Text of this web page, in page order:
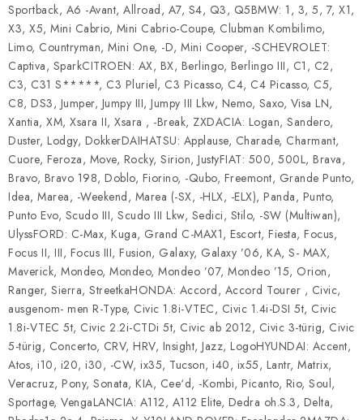
Sportback, A6 -Avant, Allroad, A7, S4, Q3, Q5BMW: 1, 3, 5, 7, X1,
X3, X5, Mini Cabrio, Mini Cabrio-Coupe, Clubman Kombilimo,
Limo, Countryman, Mini One, -D, Mini Cooper, -SCHEVROLET:
Captiva, SparkCITROEN: AX, BX, Berlingo, Berlingo III, C1, C2,
C3, C31 S*****, C3 Pluriel, C3 Picasso, C4, C4 Picasso, C5,
C8, DS3, Jumper, Jumpy III, Jumpy III Lkw, Nemo, Saxo, Visa LN,
Xantia, XM, Xsara II, Xsara , -Break, ZXDACIA: Logan, Sandero,
Duster, Lodgy, DokkerDAIHATSU: Applause, Charade, Charmant,
Cuore, Feroza, Move, Rocky, Sirion, JustyFIAT: 500, 500L, Brava,
Bravo, Bravo 198, Doblo, Fiorino, -Qubo, Freemont, Grande Punto,
Idea, Marea, -Weekend, Marea (-SX, -HLX, -ELX), Panda, Punto,
Punto Evo, Scudo III, Scudo III Lkw, Sedici, Stilo, -SW (Multiwan),
UlyssFORD: C-Max, Kuga, Grand C-MAX1, Escort, Fiesta, Focus,
Focus II, III, Focus III, Fusion, Galaxy, Galaxy ’06, KA, S- MAX,
Maverick, Mondeo, Mondeo, Mondeo ’07, Mondeo ’15, Orion,
Ranger, Sierra, StreetkaHONDA: Accord, Accord Tourer , Civic,
ausgenom- men R-Type, Civic 1.8i-VTEC, Civic 1.4i-DSI 5t, Civic
1.8i-VTEC 5t, Civic 2.2i-CTDi 5t, Civic ab 2012, Civic 3-türig, Civic
5-türig, Concerto, CRV, HRV, Insight, Jazz, LogoHYUNDAI: Accent,
Atos, i10, i20, i30, -CW, ix35, Tucson, i40, ix55, Lantr, Matrix,
Veracruz, Pony, Sonata, KIA, Cee‘d, -Kombi, Picanto, Rio, Soul,
Sportage, VengaLANCIA: A112, A112 Elite, Dedra oh.S.3, Delta,